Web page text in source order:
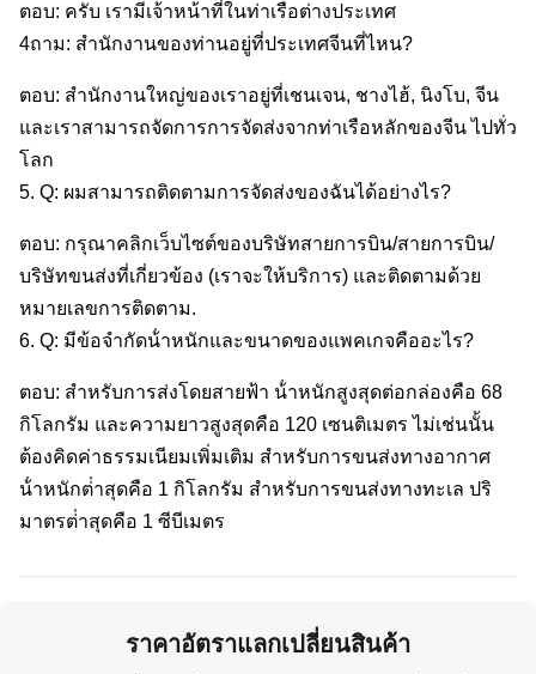
ตอบ: ครับ เรามีเจ้าหน้าที่ในท่าเรือต่างประเทศ
4ถาม: สํานักงานของท่านอยู่ที่ประเทศจีนที่ไหน?
ตอบ: สํานักงานใหญ่ของเราอยู่ที่เชนเจน, ชางไฮ้, นิงโบ, จีน
และเราสามารถจัดการการจัดส่งจากท่าเรือหลักของจีน ไปทั่ว
โลก
5. Q: ผมสามารถติดตามการจัดส่งของฉันได้อย่างไร?
ตอบ: กรุณาคลิกเว็บไซต์ของบริษัทสายการบิน/สายการบิน/
บริษัทขนส่งที่เกี่ยวข้อง (เราจะให้บริการ) และติดตามด้วย
หมายเลขการติดตาม.
6. Q: มีข้อจํากัดน้ําหนักและขนาดของแพคเกจคืออะไร?
ตอบ: สําหรับการส่งโดยสายฟ้า น้ําหนักสูงสุดต่อกล่องคือ 68
กิโลกรัม และความยาวสูงสุดคือ 120 เซนติเมตร ไม่เช่นนั้น
ต้องคิดค่าธรรมเนียมเพิ่มเติม สําหรับการขนส่งทางอากาศ
น้ําหนักต่ําสุดคือ 1 กิโลกรัม สําหรับการขนส่งทางทะเล ปริ
มาตรต่ําสุดคือ 1 ซีบีเมตร
ราคาอัตราแลกเปลี่ยนสินค้า